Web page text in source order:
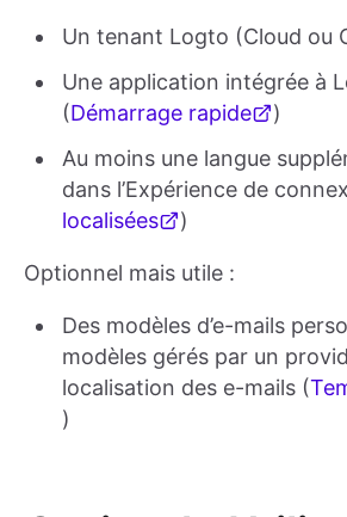
Un tenant Logto (Cloud ou
Une application intégrée à
(Démarrage rapide
)
Au moins une langue
dans l’Expérience de
localisées
)
Optionnel mais utile :
Des modèles d’e-mails
modèles gérés par un
localisation des e-mails (
)